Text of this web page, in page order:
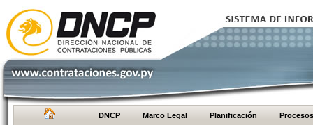
DNCP Marco Legal Planificación Procesos